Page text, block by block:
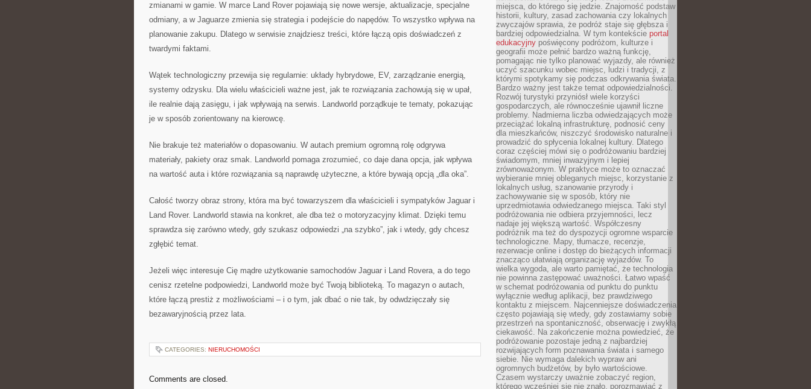
zmianami w gamie. W marce Land Rover pojawiają się nowe wersje, aktualizacje, specjalne
odmiany, a w Jaguarze zmienia się strategia i podejście do napędów. To wszystko wpływa na
planowanie zakupu. Dlatego w serwisie znajdziesz treści, które łączą opis doświadczeń z
twardymi faktami.
Wątek technologiczny przewija się regularnie: układy hybrydowe, EV, zarządzanie energią,
systemy odzysku. Dla wielu właścicieli ważne jest, jak te rozwiązania zachowują się w upał,
ile realnie dają zasięgu, i jak wpływają na serwis. Landworld porządkuje te tematy, pokazując
je w sposób zorientowany na kierowcę.
Nie brakuje też materiałów o dopasowaniu. W autach premium ogromną rolę odgrywa
materiały, pakiety oraz smak. Landworld pomaga zrozumieć, co daje dana opcja, jak wpływa
na wartość auta i które rozwiązania są naprawdę użyteczne, a które bywają opcją „dla oka”.
Całość tworzy obraz strony, która ma być towarzyszem dla właścicieli i sympatyków Jaguar i
Land Rover. Landworld stawia na konkret, ale dba też o motoryzacyjny klimat. Dzięki temu
sprawdza się zarówno wtedy, gdy szukasz odpowiedzi „na szybko”, jak i wtedy, gdy chcesz
zgłębić temat.
Jeżeli więc interesuje Cię mądre użytkowanie samochodów Jaguar i Land Rovera, a do tego
cenisz rzetelne podpowiedzi, Landworld może być Twoją biblioteką. To magazyn o autach,
które łączą prestiż z możliwościami – i o tym, jak dbać o nie tak, by odwdzięczały się
bezawaryjnością przez lata.
CATEGORIES: NIERUCHOMOŚCI
Comments are closed.
miejsca, do którego się jedzie. Znajomość podstaw
historii, kultury, zasad zachowania czy lokalnych
zwyczajów sprawia, że podróż staje się głębsza i
bardziej odpowiedzialna. W tym kontekście portal
edukacyjny poświęcony podróżom, kulturze i
geografii może pełnić bardzo ważną funkcję,
pomagając nie tylko planować wyjazdy, ale również
uczyć szacunku wobec miejsc, ludzi i tradycji, z
którymi spotykamy się podczas odkrywania świata.
Bardzo ważny jest także temat odpowiedzialności.
Rozwój turystyki przyniósł wiele korzyści
gospodarczych, ale równocześnie ujawnił liczne
problemy. Nadmierna liczba odwiedzających może
przeciążać lokalną infrastrukturę, podnosić ceny
dla mieszkańców, niszczyć środowisko naturalne i
prowadzić do spłycenia lokalnej kultury. Dlatego
coraz częściej mówi się o podróżowaniu bardziej
świadomym, mniej inwazyjnym i lepiej
zrównoważonym. W praktyce może to oznaczać
wybieranie mniej obleganych miejsc, korzystanie z
lokalnych usług, szanowanie przyrody i
zachowywanie się w sposób, który nie
uprzedmiotawia odwiedzanego miejsca. Taki styl
podróżowania nie odbiera przyjemności, lecz
nadaje jej większą wartość. Współczesny
podróżnik ma też do dyspozycji ogromne wsparcie
technologiczne. Mapy, tłumacze, recenzje,
rezerwacje online i dostęp do bieżących informacji
znacząco ułatwiają organizację wyjazdów. To
wielka wygoda, ale warto pamiętać, że technologia
nie powinna zastępować uważności. Łatwo wpaść
w schemat podróżowania od punktu do punktu
wyłącznie według aplikacji, bez prawdziwego
kontaktu z miejscem. Najcenniejsze doświadczenia
często pojawiają się wtedy, gdy zostawiamy sobie
przestrzeń na spontaniczność, obserwację i zwykłą
ciekawość. Na zakończenie można powiedzieć, że
podróżowanie pozostaje jedną z najbardziej
rozwijających form poznawania świata i samego
siebie. Nie wymaga dalekich wypraw ani
ogromnych budżetów, by było wartościowe.
Czasem wystarczy uważnie zobaczyć region,
którego wcześniej się nie znało, porozmawiać z